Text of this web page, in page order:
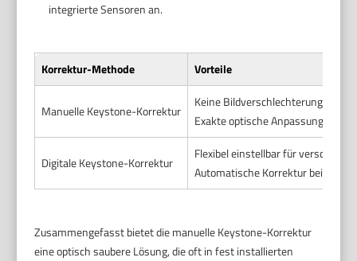
integrierte Sensoren an.
Korrektur-Methode Vorteile
Manuelle Keystone-Korrektur
Keine Bildverschlechterung durch
Exakte optische Anpassung
Digitale Keystone-Korrektur
Flexibel einstellbar für
Automatische Korrektur bei
Zusammengefasst bietet die manuelle Keystone-Korrektur
eine optisch saubere Lösung, die oft in fest installierten